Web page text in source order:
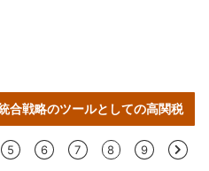
合戦略のツールとしての高関税
5 6 7 8 9 >